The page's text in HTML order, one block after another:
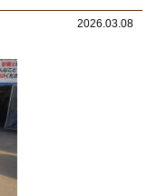
2026.03.08